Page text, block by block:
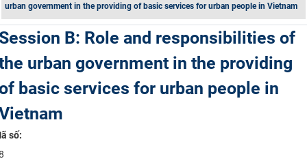
GIỚI THIỆU
CƠ CẤU TỔ CHỨC
TUYỂN SINH
ĐÀO TẠO
urban government in the providing of basic services for urban people in Vietnam
B: Role and responsibilities of
urban government in the providing
basic services for urban people in
số: